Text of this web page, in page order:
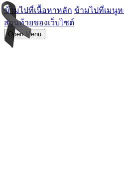
ข้ามไปที่เนื้อหาหลัก ข้ามไปที่เมนู
ส่วนท้ายของเว็บไซต์
Open Menu